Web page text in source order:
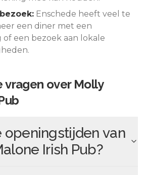
Enschede heeft veel te
een diner met een
of een bezoek aan lokale
vragen over Molly
openingstijden van
Irish Pub?